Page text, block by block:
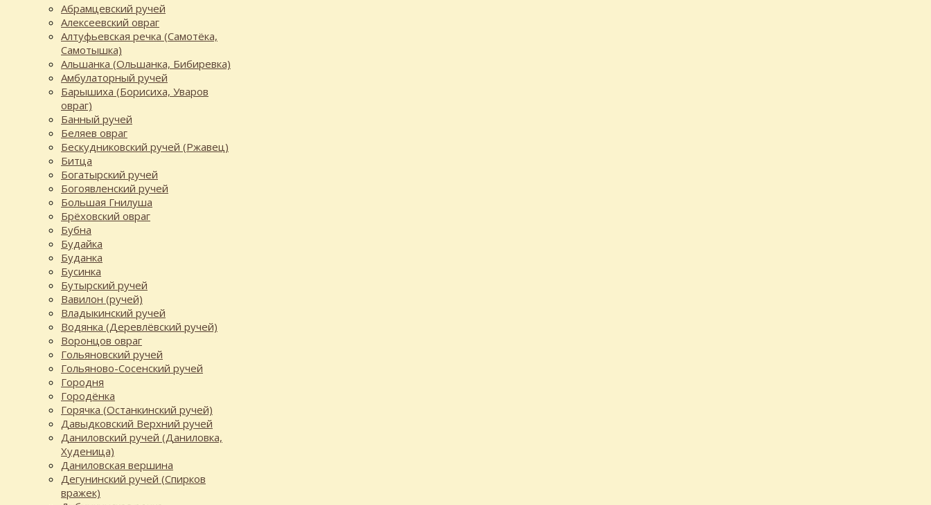
Абрамцевский ручей
Алексеевский овраг
Алтуфьевская речка (Самотёка,
Самотышка)
Альшанка (Ольшанка, Бибиревка)
Амбулаторный ручей
Барышиха (Борисиха, Уваров
овраг)
Банный ручей
Беляев овраг
Бескудниковский ручей (Ржавец)
Битца
Богатырский ручей
Богоявленский ручей
Большая Гнилуша
Брёховский овраг
Бубна
Будайка
Буданка
Бусинка
Бутырский ручей
Вавилон (ручей)
Владыкинский ручей
Водянка (Деревлёвский ручей)
Воронцов овраг
Гольяновский ручей
Гольяново-Сосенский ручей
Городня
Городёнка
Горячка (Останкинский ручей)
Давыдковский Верхний ручей
Даниловский ручей (Даниловка,
Худеница)
Даниловская вершина
Дегунинский ручей (Спирков
вражек)